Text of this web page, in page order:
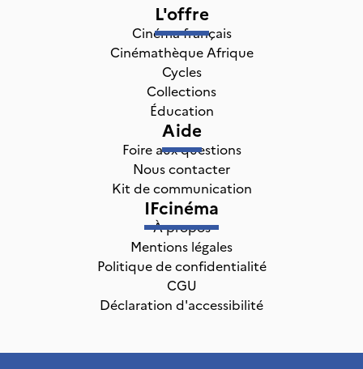
L'offre
Cinéma français
Cinémathèque Afrique
Cycles
Collections
Éducation
Aide
Foire aux questions
Nous contacter
Kit de communication
IFcinéma
À propos
Mentions légales
Politique de confidentialité
CGU
Déclaration d'accessibilité